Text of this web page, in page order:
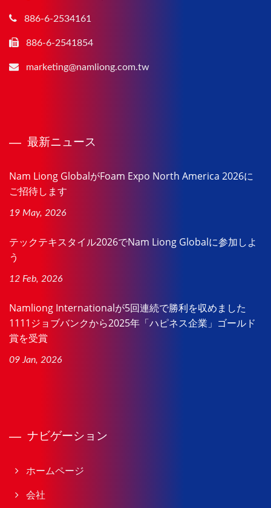
886-6-2534161
886-6-2541854
marketing@namliong.com.tw
最新ニュース
Nam Liong GlobalがFoam Expo North America 2026に
ご招待します
19 May, 2026
テックテキスタイル2026でNam Liong Globalに参加しよ
う
12 Feb, 2026
Namliong Internationalが5回連続で勝利を収めました
1111ジョブバンクから2025年「ハピネス企業」ゴールド
賞を受賞
09 Jan, 2026
ナビゲーション
ホームページ
会社